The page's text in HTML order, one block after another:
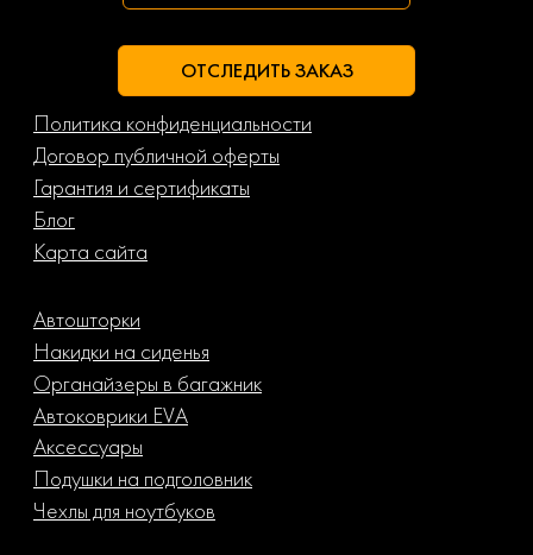
ОТСЛЕДИТЬ ЗАКАЗ
Политика конфиденциальности
Договор публичной оферты
Гарантия и сертификаты
Блог
Карта сайта
Автошторки
Накидки на сиденья
Органайзеры в багажник
Автоковрики EVA
Аксессуары
Подушки на подголовник
Чехлы для ноутбуков